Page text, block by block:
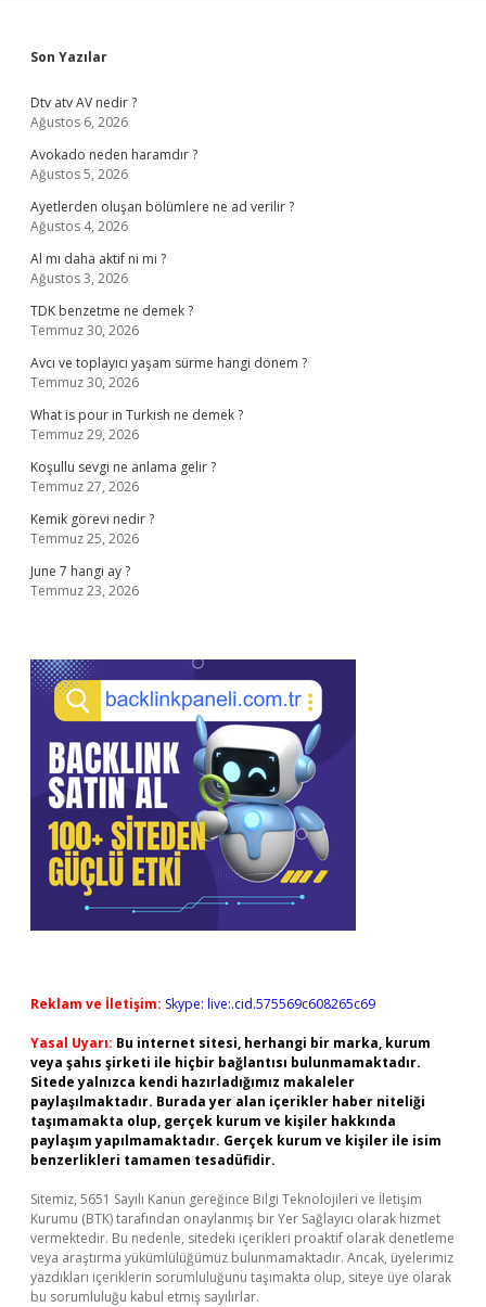
Sidebar
Son Yazılar
Dtv atv AV nedir ?
Ağustos 6, 2026
Avokado neden haramdır ?
Ağustos 5, 2026
Ayetlerden oluşan bölümlere ne ad verilir ?
Ağustos 4, 2026
Al mı daha aktif ni mi ?
Ağustos 3, 2026
TDK benzetme ne demek ?
Temmuz 30, 2026
Avcı ve toplayıcı yaşam sürme hangi dönem ?
Temmuz 30, 2026
What is pour in Turkish ne demek ?
Temmuz 29, 2026
Koşullu sevgi ne anlama gelir ?
Temmuz 27, 2026
Kemik görevi nedir ?
Temmuz 25, 2026
June 7 hangi ay ?
Temmuz 23, 2026
Reklam ve İletişim: Skype: live:.cid.575569c608265c69
Yasal Uyarı: Bu internet sitesi, herhangi bir marka, kurum
veya şahıs şirketi ile hiçbir bağlantısı bulunmamaktadır.
Sitede yalnızca kendi hazırladığımız makaleler
paylaşılmaktadır. Burada yer alan içerikler haber niteliği
taşımamakta olup, gerçek kurum ve kişiler hakkında
paylaşım yapılmamaktadır. Gerçek kurum ve kişiler ile isim
benzerlikleri tamamen tesadüfidir.
Sitemiz, 5651 Sayılı Kanun gereğince Bilgi Teknolojileri ve İletişim
Kurumu (BTK) tarafından onaylanmış bir Yer Sağlayıcı olarak hizmet
vermektedir. Bu nedenle, sitedeki içerikleri proaktif olarak denetleme
veya araştırma yükümlülüğümüz bulunmamaktadır. Ancak, üyelerimiz
yazdıkları içeriklerin sorumluluğunu taşımakta olup, siteye üye olarak
bu sorumluluğu kabul etmiş sayılırlar.